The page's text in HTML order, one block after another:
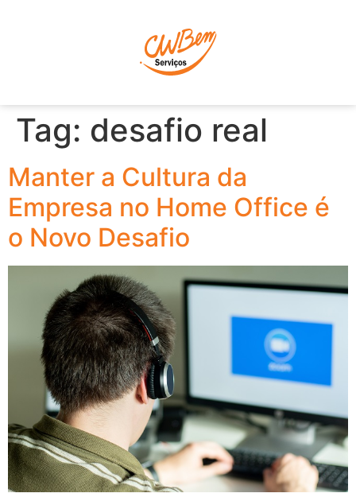
Tag: desafio real
Manter a Cultura da
Empresa no Home Office é
o Novo Desafio